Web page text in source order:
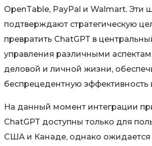
OpenTable, PayPal и Walmart. Эти
подтверждают стратегическую
превратить ChatGPT в
управления различными
деловой и личной жизни,
беспрецедентную эффективность
На данный момент интеграции
ChatGPT доступны только для
США и Канаде, однако ожидается